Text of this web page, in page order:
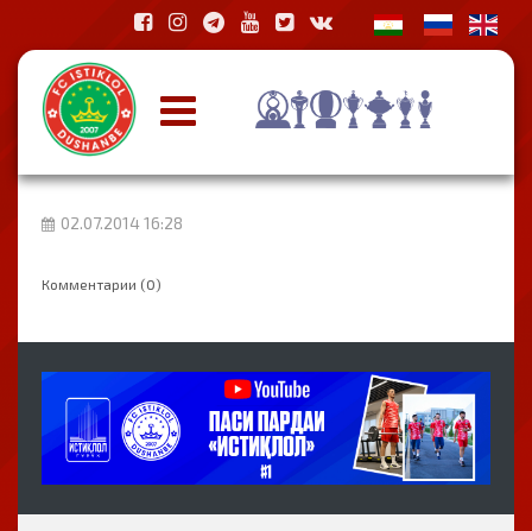
02.07.2014 16:28
Комментарии (0)